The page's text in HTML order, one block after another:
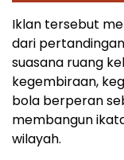
Iklan tersebut
dari
suasana ruang
kegembiraan,
bola berperan
membangun
wilayah.